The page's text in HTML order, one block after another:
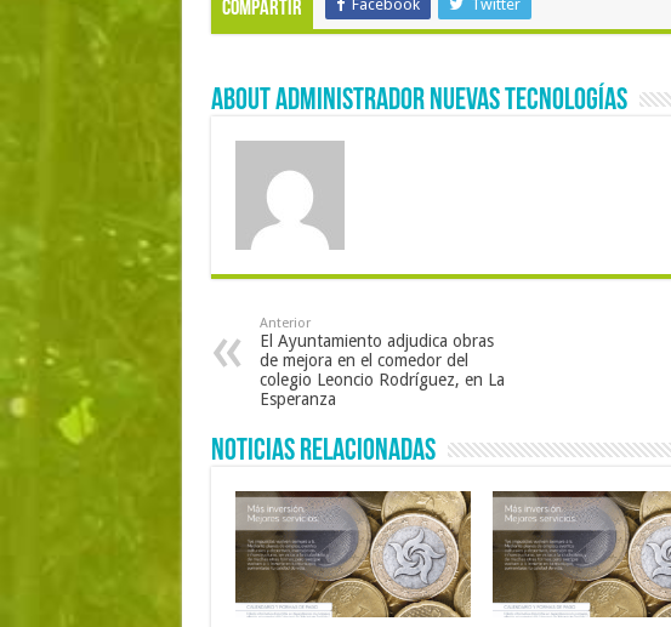
Compartir Facebook Twitter
About Administrador Nuevas Tecnologías
Anterior
El Ayuntamiento adjudica obras
de mejora en el comedor del
colegio Leoncio Rodríguez, en La
Esperanza
Noticias Relacionadas